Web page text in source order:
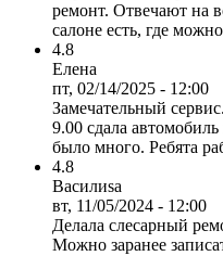
ремонт. Отвечают на
салоне есть, где
4.8
Елена
пт, 02/14/2025 - 12:00
Замечательный
9.00 сдала
было много. Ребята
4.8
Василиsa
вт, 11/05/2024 - 12:00
Делала слесарный
Можно заранее